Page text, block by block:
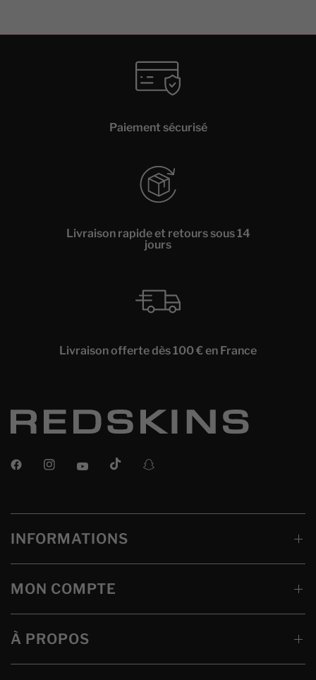
Paiement sécurisé
Livraison rapide et retours sous 14
jours
Livraison offerte dès 100 € en France
INFORMATIONS
MON COMPTE
À PROPOS